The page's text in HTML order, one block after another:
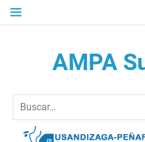
Saltar
AMPA
Elkartea Asociación de